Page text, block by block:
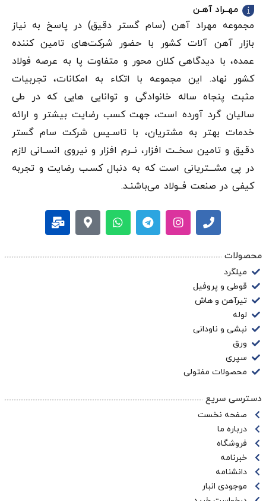
مهــراد آهـن
مجموعه مهراد آهن (سام گستر دقيق) در پاسخ به نیاز
بازار آهن‌ آلات کشور با حضور شرکت‌های تامین کننده
عمده، با دیدگاهی کلان محور و متفاوت پا به عرصه فولاد
کشور نهاد. این مجموعه با اتکاء به امکانات، تجربیات
مثبت پنجاه ساله خانوادگی و توانایی هایی که در طی
سالیان گرد آورده است، جهت کسب رضایت بیشتر و ارائه
خدمات بهتر به مشتریان، با تاسـیس شرکت سام گستر
دقيق و تامین سخــت افزار، نــرم افزار و نیروی انســانی لازم
در پی مشـــتریانی است که به دنبال کسـب رضایت و تجربه
کیفی در صنعت فــولاد می‌باشنـد.
محصولات
میلگرد
قوطی و پروفیل
تیرآهن و هاش
لوله
نبشی و ناودانی
ورق
سپری
محصولات مفتولی
دسترسی سریع
صفحه نخست
درباره ما
فروشگاه
خبرنامه
دانشنامه
موجودی انبار